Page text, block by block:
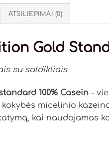
ATSILIEPIMAI (0)
Gold
su saldikliais
100% Casein–
micelinio
kai naudojamas